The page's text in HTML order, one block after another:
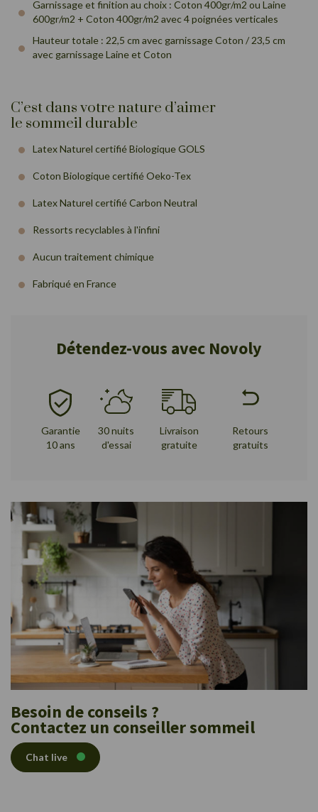
Garnissage et finition au choix : Coton 400gr/m2 ou Laine
600gr/m2 + Coton 400gr/m2 avec 4 poignées verticales
Hauteur totale : 22,5 cm avec garnissage Coton / 23,5 cm
avec garnissage Laine et Coton
C’est dans votre nature d’aimer
le sommeil durable
Latex Naturel certifié Biologique GOLS
Coton Biologique certifié Oeko-Tex
Latex Naturel certifié Carbon Neutral
Ressorts recyclables à l'infini
Aucun traitement chimique
Fabriqué en France
Détendez-vous avec Novoly
Garantie
10 ans
30 nuits
d'essai
Livraison
gratuite
Retours
gratuits
Besoin de conseils ?
Contactez un conseiller sommeil
Chat live